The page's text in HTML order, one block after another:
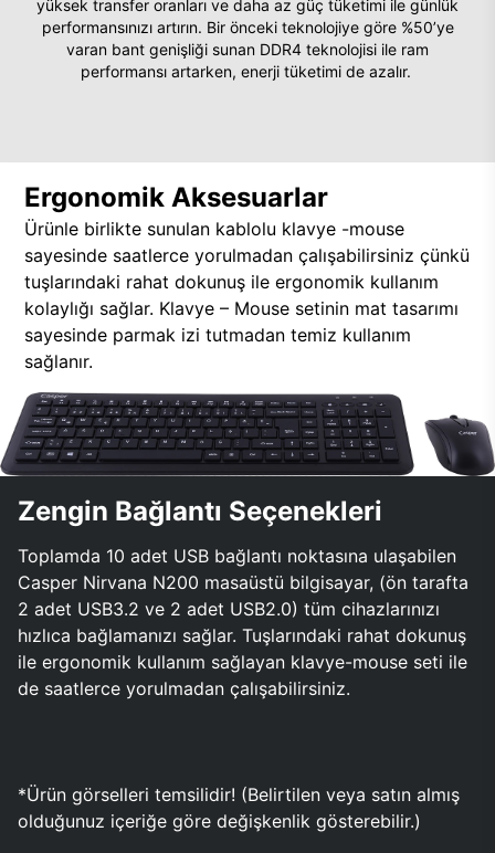
yüksek transfer oranları ve daha az güç tüketimi ile günlük
performansınızı artırın. Bir önceki teknolojiye göre %50’ye
varan bant genişliği sunan DDR4 teknolojisi ile ram
performansı artarken, enerji tüketimi de azalır.
Ergonomik Aksesuarlar
Ürünle birlikte sunulan kablolu klavye -mouse
sayesinde saatlerce yorulmadan çalışabilirsiniz çünkü
tuşlarındaki rahat dokunuş ile ergonomik kullanım
kolaylığı sağlar. Klavye – Mouse setinin mat tasarımı
sayesinde parmak izi tutmadan temiz kullanım
sağlanır.
Zengin Bağlantı Seçenekleri
Toplamda 10 adet USB bağlantı noktasına ulaşabilen
Casper Nirvana N200 masaüstü bilgisayar, (ön tarafta
2 adet USB3.2 ve 2 adet USB2.0) tüm cihazlarınızı
hızlıca bağlamanızı sağlar. Tuşlarındaki rahat dokunuş
ile ergonomik kullanım sağlayan klavye-mouse seti ile
de saatlerce yorulmadan çalışabilirsiniz.
*Ürün görselleri temsilidir! (Belirtilen veya satın almış
olduğunuz içeriğe göre değişkenlik gösterebilir.)